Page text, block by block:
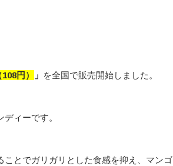
円） 」 を全国で販売開始しました。
ィーです。
とでガリガリとした食感を抑え、マンゴ